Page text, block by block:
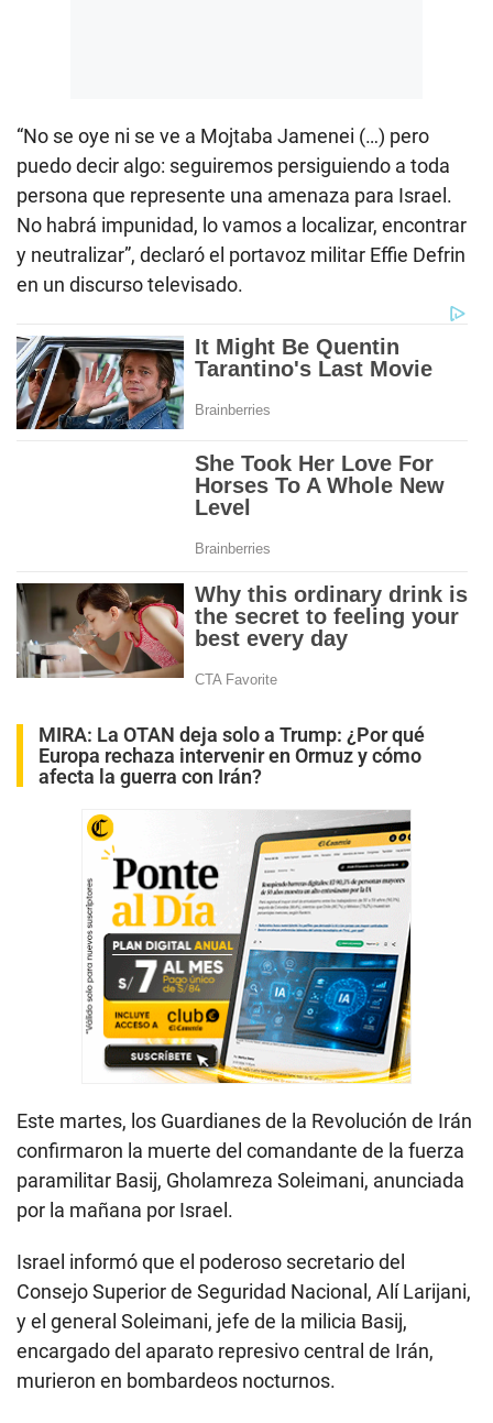
“No se oye ni se ve a Mojtaba Jamenei (…) pero
puedo decir algo: seguiremos persiguiendo a toda
persona que represente una amenaza para Israel.
No habrá impunidad, lo vamos a localizar, encontrar
y neutralizar”, declaró el portavoz militar Effie Defrin
en un discurso televisado.
MIRA: La OTAN deja solo a Trump: ¿Por qué
Europa rechaza intervenir en Ormuz y cómo
afecta la guerra con Irán?
Este martes, los Guardianes de la Revolución de Irán
confirmaron la muerte del comandante de la fuerza
paramilitar Basij, Gholamreza Soleimani, anunciada
por la mañana por Israel.
Israel informó que el poderoso secretario del
Consejo Superior de Seguridad Nacional, Alí Larijani,
y el general Soleimani, jefe de la milicia Basij,
encargado del aparato represivo central de Irán,
murieron en bombardeos nocturnos.